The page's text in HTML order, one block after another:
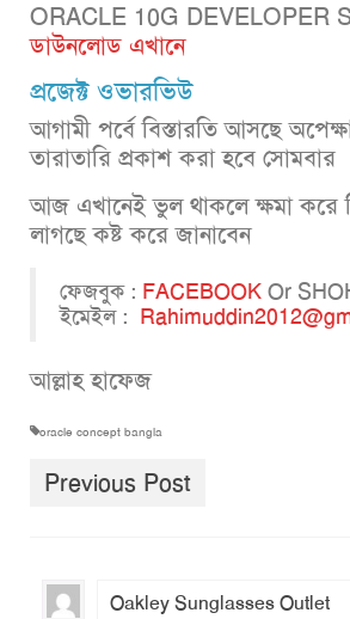
ORACLE 10G DEVELOPER
ডাউনলোড এখানে
প্রজেক্ট ওভারভিউ
আগামী পর্বে বিস্তারতি আসছে
তারাতারি প্রকাশ করা হবে সোমবার
আজ এখানেই ভুল থাকলে ক্ষমা করে
লাগছে কষ্ট করে জানাবেন
ফেজবুক : FACEBOOK Or
ইমেইল :
আল্লাহ হাফেজ
oracle concept bangla
Previous Post
Oakley Sunglasses Outlet